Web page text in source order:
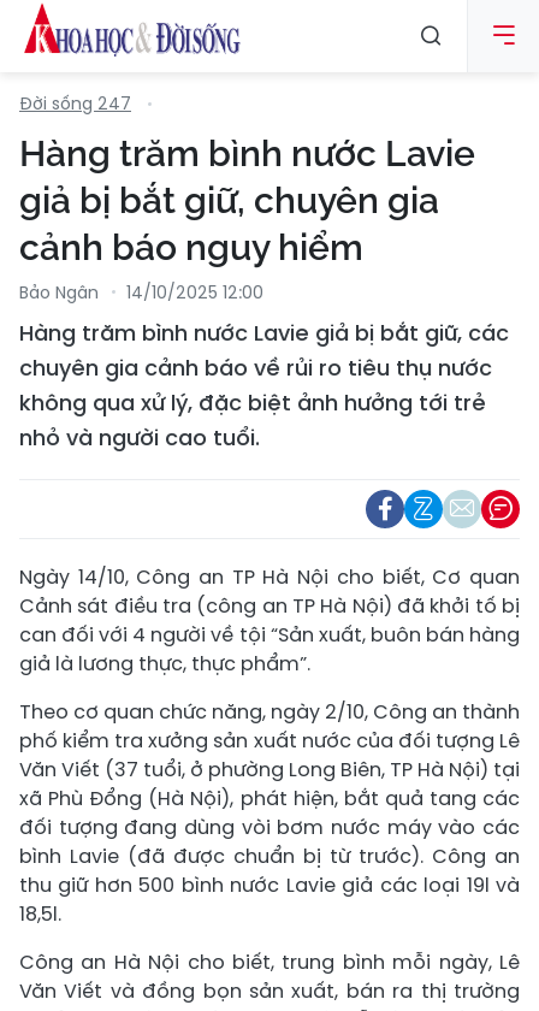
Đời sống 247
Hàng trăm bình nước Lavie
giả bị bắt giữ, chuyên gia
cảnh báo nguy hiểm
Bảo Ngân 14/10/2025 12:00
Hàng trăm bình nước Lavie giả bị bắt giữ, các
chuyên gia cảnh báo về rủi ro tiêu thụ nước
không qua xử lý, đặc biệt ảnh hưởng tới trẻ
nhỏ và người cao tuổi.
Ngày 14/10, Công an TP Hà Nội cho biết, Cơ quan
Cảnh sát điều tra (công an TP Hà Nội) đã khởi tố bị
can đối với 4 người về tội “Sản xuất, buôn bán hàng
giả là lương thực, thực phẩm”.
Theo cơ quan chức năng, ngày 2/10, Công an thành
phố kiểm tra xưởng sản xuất nước của đối tượng Lê
Văn Viết (37 tuổi, ở phường Long Biên, TP Hà Nội) tại
xã Phù Đổng (Hà Nội), phát hiện, bắt quả tang các
đối tượng đang dùng vòi bơm nước máy vào các
bình Lavie (đã được chuẩn bị từ trước). Công an
thu giữ hơn 500 bình nước Lavie giả các loại 19l và
18,5l.
Công an Hà Nội cho biết, trung bình mỗi ngày, Lê
Văn Viết và đồng bọn sản xuất, bán ra thị trường